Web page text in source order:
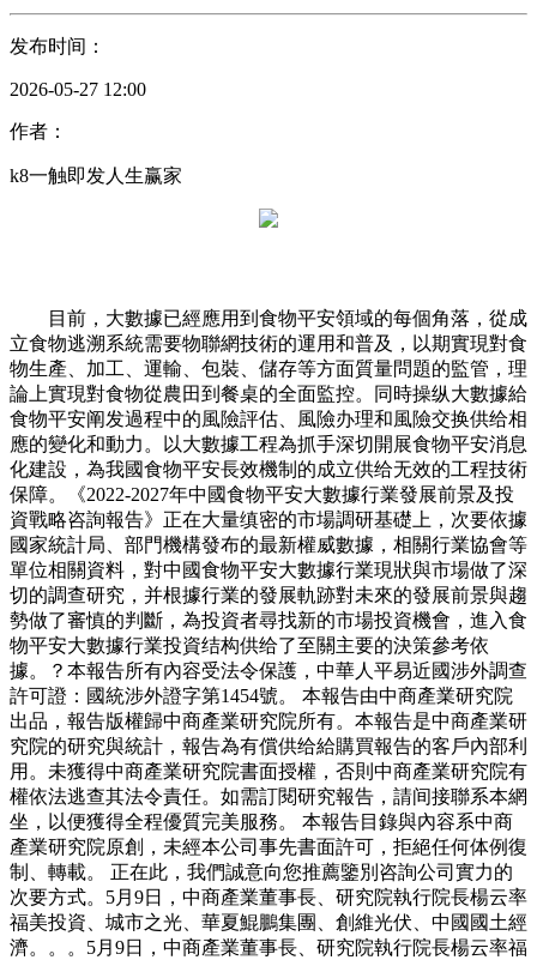
发布时间：
2026-05-27 12:00
作者：
k8一触即发人生赢家
目前，大數據已經應用到食物平安領域的每個角落，從成
立食物逃溯系統需要物聯網技術的運用和普及，以期實現對食
物生產、加工、運輸、包裝、儲存等方面質量問題的監管，理
論上實現對食物從農田到餐桌的全面監控。同時操纵大數據給
食物平安阐发過程中的風險評估、風險办理和風險交换供给相
應的變化和動力。以大數據工程為抓手深切開展食物平安消息
化建設，為我國食物平安長效機制的成立供给无效的工程技術
保障。《2022-2027年中國食物平安大數據行業發展前景及投
資戰略咨詢報告》正在大量缜密的市場調研基礎上，次要依據
國家統計局、部門機構發布的最新權威數據，相關行業協會等
單位相關資料，對中國食物平安大數據行業現狀與市場做了深
切的調查研究，并根據行業的發展軌跡對未來的發展前景與趨
勢做了審慎的判斷，為投資者尋找新的市場投資機會，進入食
物平安大數據行業投資结构供给了至關主要的決策參考依
據。？本報告所有內容受法令保護，中華人平易近國涉外調查
許可證：國統涉外證字第1454號。 本報告由中商產業研究院
出品，報告版權歸中商產業研究院所有。本報告是中商產業研
究院的研究與統計，報告為有償供给給購買報告的客戶內部利
用。未獲得中商產業研究院書面授權，否則中商產業研究院有
權依法逃查其法令責任。如需訂閱研究報告，請间接聯系本網
坐，以便獲得全程優質完美服務。 本報告目錄與內容系中商
產業研究院原創，未經本公司事先書面許可，拒絕任何体例復
制、轉載。 正在此，我們誠意向您推薦鑒別咨詢公司實力的
次要方式。5月9日，中商產業董事長、研究院執行院長楊云率
福美投資、城市之光、華夏鯤鵬集團、創維光伏、中國國土經
濟。。。5月9日，中商產業董事長、研究院執行院長楊云率福